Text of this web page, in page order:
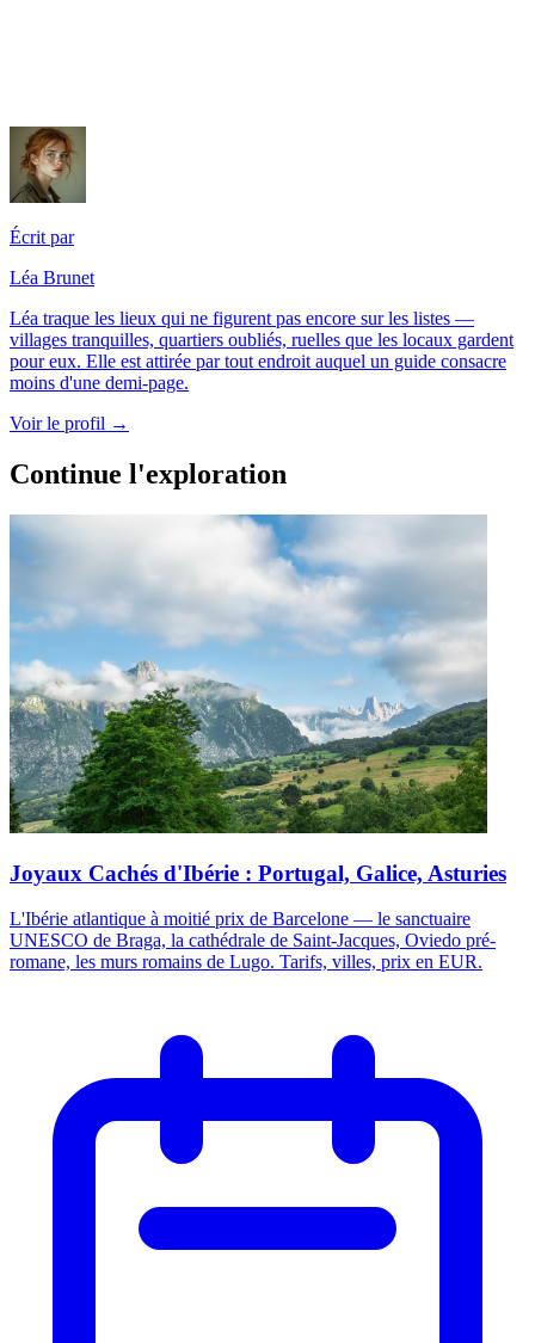
Écrit par
Léa Brunet
Léa traque les lieux qui ne figurent pas encore sur les listes —
villages tranquilles, quartiers oubliés, ruelles que les locaux gardent
pour eux. Elle est attirée par tout endroit auquel un guide consacre
moins d'une demi-page.
Voir le profil →
Continue l'exploration
Joyaux Cachés d'Ibérie : Portugal, Galice, Asturies
L'Ibérie atlantique à moitié prix de Barcelone — le sanctuaire
UNESCO de Braga, la cathédrale de Saint-Jacques, Oviedo pré-
romane, les murs romains de Lugo. Tarifs, villes, prix en EUR.